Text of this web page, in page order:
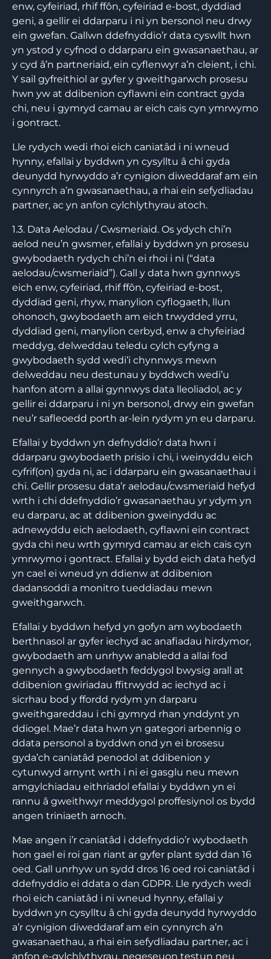
enw, cyfeiriad, rhif ffôn, cyfeiriad e-bost, dyddiad
geni, a gellir ei ddarparu i ni yn bersonol neu drwy
ein gwefan. Gallwn ddefnyddio’r data cyswllt hwn
yn ystod y cyfnod o ddarparu ein gwasanaethau, ar
y cyd â’n partneriaid, ein cyflenwyr a’n cleient, i chi.
Y sail gyfreithiol ar gyfer y gweithgarwch prosesu
hwn yw at ddibenion cyflawni ein contract gyda
chi, neu i gymryd camau ar eich cais cyn ymrwymo
i gontract.
Lle rydych wedi rhoi eich caniatâd i ni wneud
hynny, efallai y byddwn yn cysylltu â chi gyda
deunydd hyrwyddo a’r cynigion diweddaraf am ein
cynnyrch a’n gwasanaethau, a rhai ein sefydliadau
partner, ac yn anfon cylchlythyrau atoch.
1.3. Data Aelodau / Cwsmeriaid. Os ydych chi’n
aelod neu’n gwsmer, efallai y byddwn yn prosesu
gwybodaeth rydych chi’n ei rhoi i ni (“data
aelodau/cwsmeriaid”). Gall y data hwn gynnwys
eich enw, cyfeiriad, rhif ffôn, cyfeiriad e-bost,
dyddiad geni, rhyw, manylion cyflogaeth, llun
ohonoch, gwybodaeth am eich trwydded yrru,
dyddiad geni, manylion cerbyd, enw a chyfeiriad
meddyg, delweddau teledu cylch cyfyng a
gwybodaeth sydd wedi’i chynnwys mewn
delweddau neu destunau y byddwch wedi’u
hanfon atom a allai gynnwys data lleoliadol, ac y
gellir ei ddarparu i ni yn bersonol, drwy ein gwefan
neu’r safleoedd porth ar-lein rydym yn eu darparu.
Efallai y byddwn yn defnyddio’r data hwn i
ddarparu gwybodaeth prisio i chi, i weinyddu eich
cyfrif(on) gyda ni, ac i ddarparu ein gwasanaethau i
chi. Gellir prosesu data’r aelodau/cwsmeriaid hefyd
wrth i chi ddefnyddio’r gwasanaethau yr ydym yn
eu darparu, ac at ddibenion gweinyddu ac
adnewyddu eich aelodaeth, cyflawni ein contract
gyda chi neu wrth gymryd camau ar eich cais cyn
ymrwymo i gontract. Efallai y bydd eich data hefyd
yn cael ei wneud yn ddienw at ddibenion
dadansoddi a monitro tueddiadau mewn
gweithgarwch.
Efallai y byddwn hefyd yn gofyn am wybodaeth
berthnasol ar gyfer iechyd ac anafiadau hirdymor,
gwybodaeth am unrhyw anabledd a allai fod
gennych a gwybodaeth feddygol bwysig arall at
ddibenion gwiriadau ffitrwydd ac iechyd ac i
sicrhau bod y ffordd rydym yn darparu
gweithgareddau i chi gymryd rhan ynddynt yn
ddiogel. Mae’r data hwn yn gategori arbennig o
ddata personol a byddwn ond yn ei brosesu
gyda’ch caniatâd penodol at ddibenion y
cytunwyd arnynt wrth i ni ei gasglu neu mewn
amgylchiadau eithriadol efallai y byddwn yn ei
rannu â gweithwyr meddygol proffesiynol os bydd
angen triniaeth arnoch.
Mae angen i’r caniatâd i ddefnyddio’r wybodaeth
hon gael ei roi gan riant ar gyfer plant sydd dan 16
oed. Gall unrhyw un sydd dros 16 oed roi caniatâd i
ddefnyddio ei ddata o dan GDPR. Lle rydych wedi
rhoi eich caniatâd i ni wneud hynny, efallai y
byddwn yn cysylltu â chi gyda deunydd hyrwyddo
a’r cynigion diweddaraf am ein cynnyrch a’n
gwasanaethau, a rhai ein sefydliadau partner, ac i
anfon e-gylchlythyrau, negeseuon testun neu